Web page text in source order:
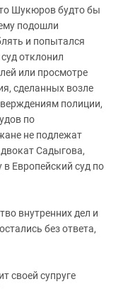
Шукюров будто бы
подошли
и попытался
отклонил
или просмотре
сделанных возле
полиции,
по
не подлежат
Садыгова,
Европейский суд по
внутренних дел и
без ответа,
своей супруге